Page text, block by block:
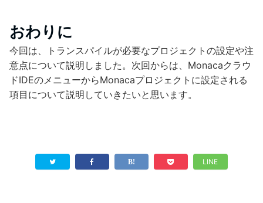
おわりに
今回は、トランスパイルが必要なプロジェクトの設定や注
意点について説明しました。次回からは、Monacaクラウ
ドIDEのメニューからMonacaプロジェクトに設定される
項目について説明していきたいと思います。
LINE